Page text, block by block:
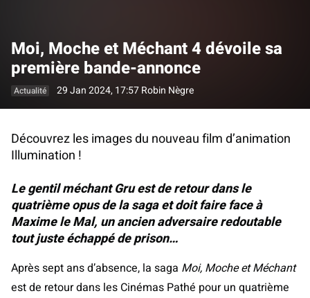
Moi, Moche et Méchant 4 dévoile sa
première bande-annonce
Actualité 29 Jan 2024, 17:57Robin Nègre
Découvrez les images du nouveau film d’animation
Illumination !
Le gentil méchant Gru est de retour dans le
quatrième opus de la saga et doit faire face à
Maxime le Mal, un ancien adversaire redoutable
tout juste échappé de prison…
Après sept ans d’absence, la saga Moi, Moche et Méchant
est de retour dans les Cinémas Pathé pour un quatrième